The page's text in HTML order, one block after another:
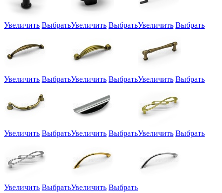
Увеличить ВыбратьУвеличить ВыбратьУвеличить Выбрать
Увеличить ВыбратьУвеличить ВыбратьУвеличить Выбрать
Увеличить ВыбратьУвеличить ВыбратьУвеличить Выбрать
Увеличить ВыбратьУвеличить Выбрать